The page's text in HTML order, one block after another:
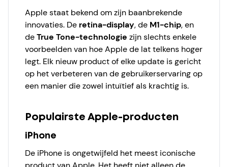
Apple staat bekend om zijn baanbrekende
innovaties. De retina-display, de M1-chip, en
deTrue Tone-technologie zijn slechts enkele
voorbeelden van hoe Apple de lat telkens hoger
legt. Elk nieuw product of elke update is gericht
op het verbeteren van de gebruikerservaring op
een manier die zowel intuïtief als krachtig is.
Populairste Apple-producten
iPhone
De iPhone is ongetwijfeld het meest iconische